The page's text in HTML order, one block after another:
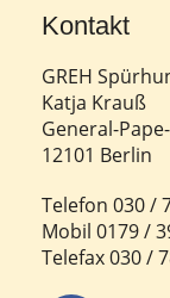
Kontakt
GREH
Katja Krauß
General-
12101 Berlin
Telefon 030 /
Mobil 0179 /
Telefax 030 /